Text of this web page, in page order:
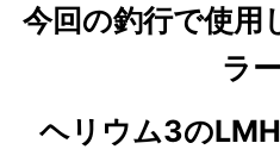
今回の釣行で使用
ラ
ヘリウム3の